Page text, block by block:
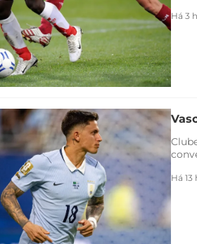
Há 3
Há 13